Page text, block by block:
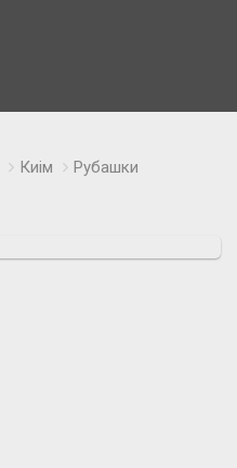
Киім
Рубашки